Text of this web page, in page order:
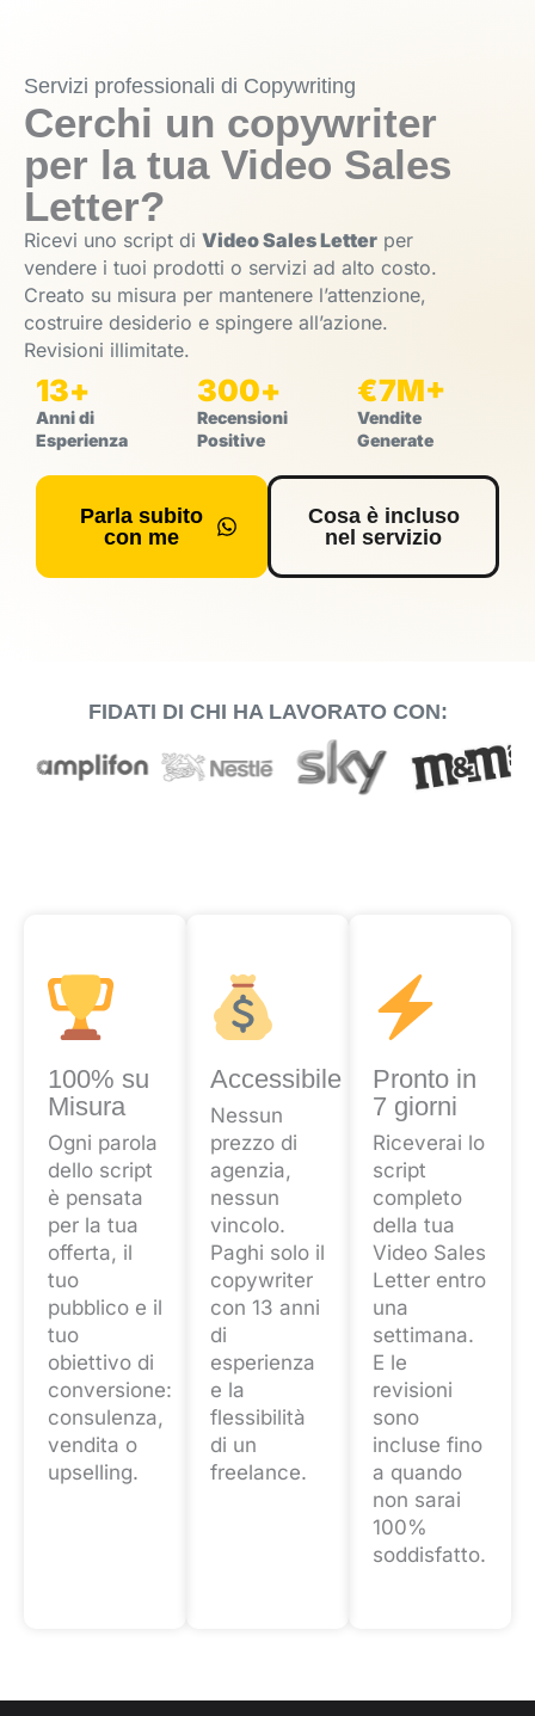
Servizi professionali di Copywriting
Cerchi un copywriter
per la tua Video Sales
Letter?
Ricevi uno script di Video Sales Letter per
vendere i tuoi prodotti o servizi ad alto costo.
Creato su misura per mantenere l’attenzione,
costruire desiderio e spingere all’azione.
Revisioni illimitate.
Anni di
Esperienza
13+
Recensioni
Positive
300+
Vendite
Generate
€7M+
Parla subito
con me
Cosa è incluso
nel servizio
FIDATI DI CHI HA LAVORATO CON:
100% su
Misura
Ogni parola
dello script
è pensata
per la tua
offerta, il
tuo
pubblico e il
tuo
obiettivo di
conversione:
consulenza,
vendita o
upselling.
Accessibile
Nessun
prezzo di
agenzia,
nessun
vincolo.
Paghi solo il
copywriter
con 13 anni
di
esperienza
e la
flessibilità
di un
freelance.
Pronto in
7 giorni
Riceverai lo
script
completo
della tua
Video Sales
Letter entro
una
settimana.
E le
revisioni
sono
incluse fino
a quando
non sarai
100%
soddisfatto.